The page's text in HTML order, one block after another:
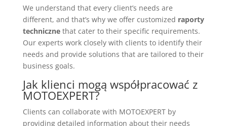
We understand that every client’s needs are
different, and that’s why we offer customized raporty
technicznethat cater to their specific requirements.
Our experts work closely with clients to identify their
needs and provide solutions that are tailored to their
business goals.
Jak klienci mogą współpracować z
MOTOEXPERT?
Clients can collaborate with MOTOEXPERT by
providing detailed information about their needs